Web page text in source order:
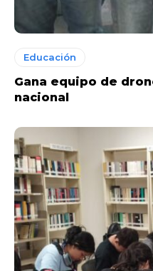
Educación
Gana equipo de
nacional